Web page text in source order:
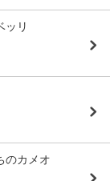
ッリ
のカメオ